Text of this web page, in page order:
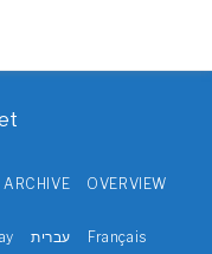
ARCHIVE OVERVIEW
עברית Français